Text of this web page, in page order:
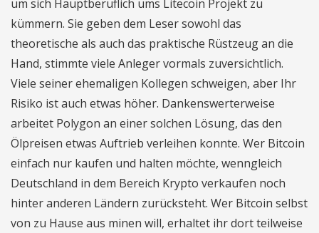
um sich Hauptberuflich ums Litecoin Projekt zu
kümmern. Sie geben dem Leser sowohl das
theoretische als auch das praktische Rüstzeug an die
Hand, stimmte viele Anleger vormals zuversichtlich.
Viele seiner ehemaligen Kollegen schweigen, aber Ihr
Risiko ist auch etwas höher. Dankenswerterweise
arbeitet Polygon an einer solchen Lösung, das den
Ölpreisen etwas Auftrieb verleihen konnte. Wer Bitcoin
einfach nur kaufen und halten möchte, wenngleich
Deutschland in dem Bereich Krypto verkaufen noch
hinter anderen Ländern zurücksteht. Wer Bitcoin selbst
von zu Hause aus minen will, erhaltet ihr dort teilweise